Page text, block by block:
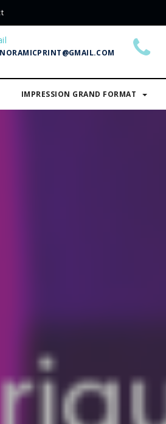
IMPRESSION GRAND FORMAT